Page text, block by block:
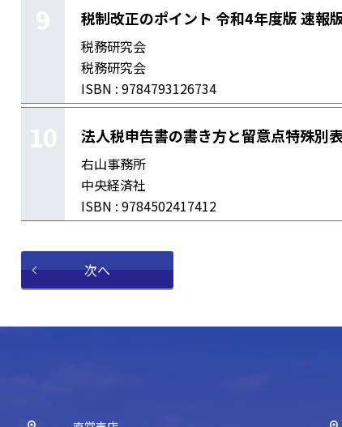
9 税制改正のポイント 令和4年度版 速報
税務研究会
税務研究会
ISBN : 9784793126734
10 法人税申告書の書き方と留意点特殊別
右山事務所
中央経済社
ISBN : 9784502417412
次へ